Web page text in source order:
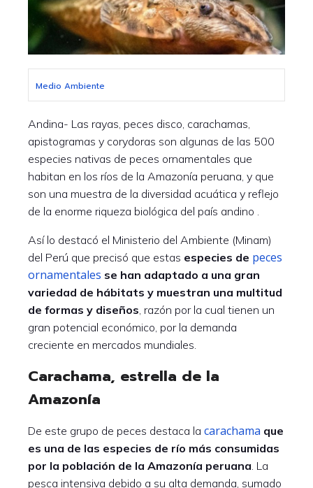
Medio Ambiente
Andina- Las rayas, peces disco, carachamas,
apistogramas y corydoras son algunas de las 500
especies nativas de peces ornamentales que
habitan en los ríos de la Amazonía peruana, y que
son una muestra de la diversidad acuática y reflejo
de la enorme riqueza biológica del país andino .
Así lo destacó el Ministerio del Ambiente (Minam)
del Perú que precisó que estas especies de peces
ornamentales se han adaptado a una gran
variedad de hábitats y muestran una multitud
de formas y diseños, razón por la cual tienen un
gran potencial económico, por la demanda
creciente en mercados mundiales.
Carachama, estrella de la
Amazonía
De este grupo de peces destaca la carachama que
es una de las especies de río más consumidas
por la población de la Amazonía peruana. La
pesca intensiva debido a su alta demanda, sumado